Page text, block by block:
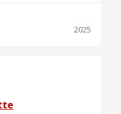
2025